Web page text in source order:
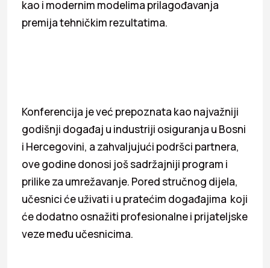
kao i modernim modelima prilagođavanja
premija tehničkim rezultatima.
Konferencija je već prepoznata kao najvažniji
godišnji događaj u industriji osiguranja u Bosni
i Hercegovini, a zahvaljujući podršci partnera,
ove godine donosi još sadržajniji program i
prilike za umrežavanje. Pored stručnog dijela,
učesnici će uživati i u pratećim događajima koji
će dodatno osnažiti profesionalne i prijateljske
veze među učesnicima.